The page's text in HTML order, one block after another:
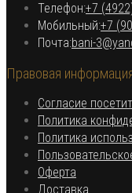
Телефон:+7
Мобильный:+7
Почта:bani-
Правовая
Согласие
Политика
Политика
Оферта
в
Доставка